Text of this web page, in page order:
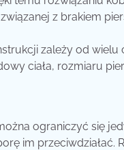
z brakiem
zależy od wielu
ciała, rozmiaru
ograniczyć się
im